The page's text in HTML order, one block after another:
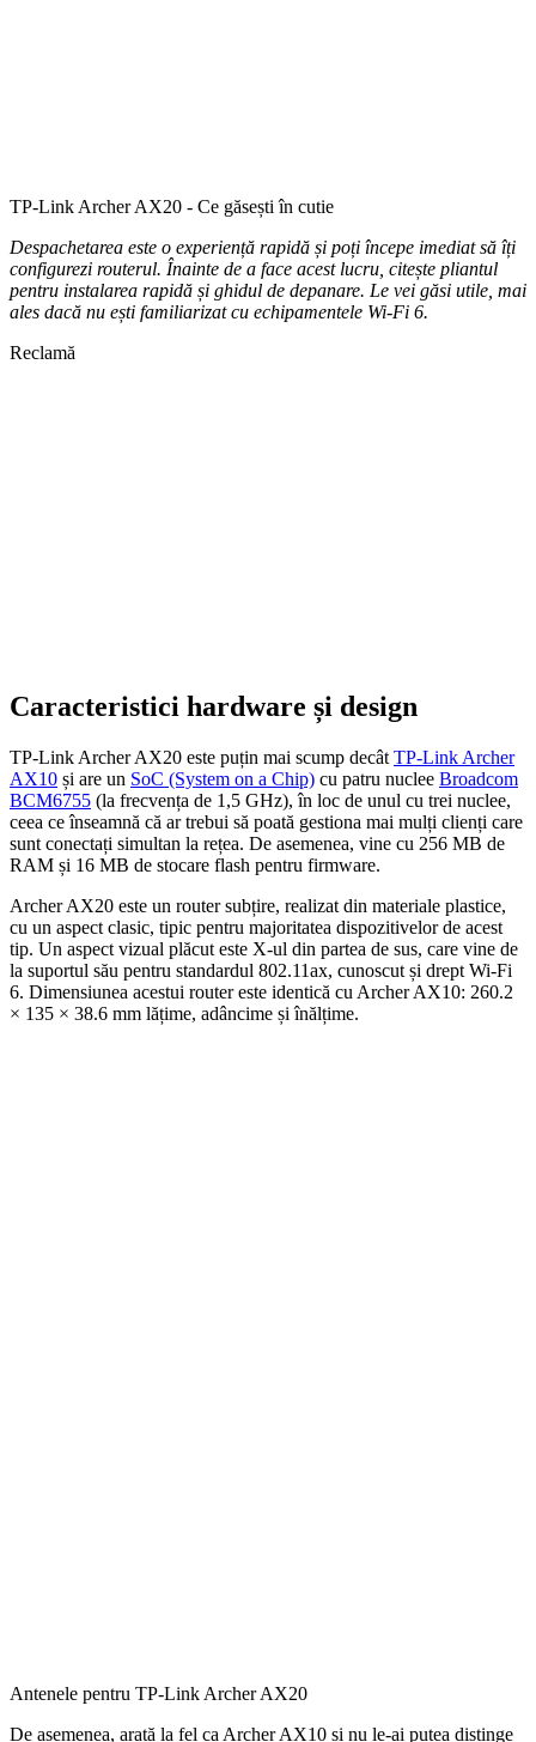
TP-Link Archer AX20 - Ce găsești în cutie
Despachetarea este o experiență rapidă și poți începe imediat să îți
configurezi routerul. Înainte de a face acest lucru, citește pliantul
pentru instalarea rapidă și ghidul de depanare. Le vei găsi utile, mai
ales dacă nu ești familiarizat cu echipamentele Wi-Fi 6.
Reclamă
Caracteristici hardware și design
TP-Link Archer AX20 este puțin mai scump decât TP-Link Archer
AX10 și are un SoC (System on a Chip) cu patru nuclee Broadcom
BCM6755 (la frecvența de 1,5 GHz), în loc de unul cu trei nuclee,
ceea ce înseamnă că ar trebui să poată gestiona mai mulți clienți care
sunt conectați simultan la rețea. De asemenea, vine cu 256 MB de
RAM și 16 MB de stocare flash pentru firmware.
Archer AX20 este un router subțire, realizat din materiale plastice,
cu un aspect clasic, tipic pentru majoritatea dispozitivelor de acest
tip. Un aspect vizual plăcut este X-ul din partea de sus, care vine de
la suportul său pentru standardul 802.11ax, cunoscut și drept Wi-Fi
6. Dimensiunea acestui router este identică cu Archer AX10: 260.2
× 135 × 38.6 mm lățime, adâncime și înălțime.
Antenele pentru TP-Link Archer AX20
De asemenea, arată la fel ca Archer AX10 și nu le-ai putea distinge